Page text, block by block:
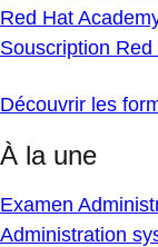
Red Hat
Souscription
Découvrir les
À la une
Examen
Administration